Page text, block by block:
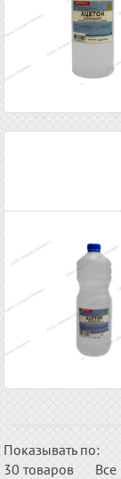
Показывать по:
30 товаров
Все